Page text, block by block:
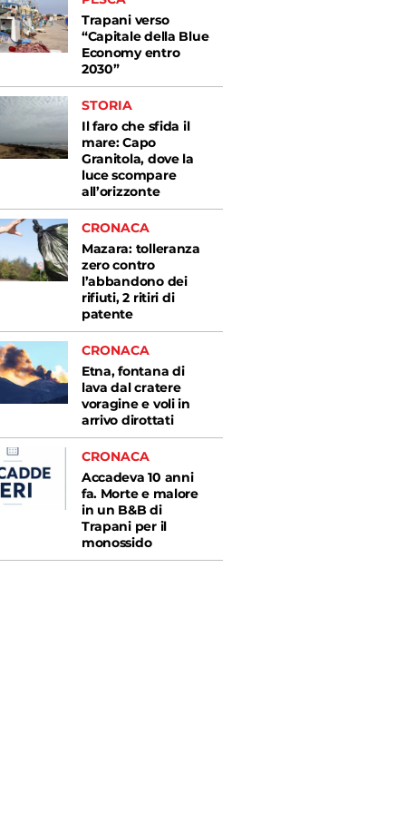
Trapani verso
“Capitale della Blue
Economy entro
2030”
STORIA
Il faro che sfida il
mare: Capo
Granitola, dove la
luce scompare
all’orizzonte
CRONACA
Mazara: tolleranza
zero contro
l’abbandono dei
rifiuti, 2 ritiri di
patente
CRONACA
Etna, fontana di
lava dal cratere
voragine e voli in
arrivo dirottati
CRONACA
Accadeva 10 anni
fa. Morte e malore
in un B&B di
Trapani per il
monossido